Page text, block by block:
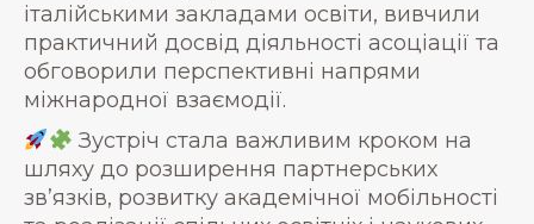
італійськими закладами освіти, вивчили
практичний досвід діяльності асоціації та
обговорили перспективні напрями
міжнародної взаємодії.
Зустріч стала важливим кроком на
шляху до розширення партнерських
зв’язків, розвитку академічної мобільності